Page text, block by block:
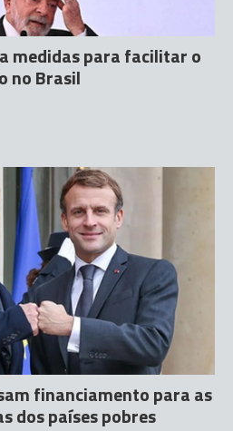
medidas para facilitar o
no Brasil
financiamento para as
dos países pobres